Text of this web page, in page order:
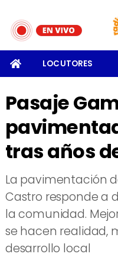
LOCUTORES
Pasaje
tras años
​La pavimentación
Castro responde a
la comunidad.
se hacen realidad,
desarrollo local